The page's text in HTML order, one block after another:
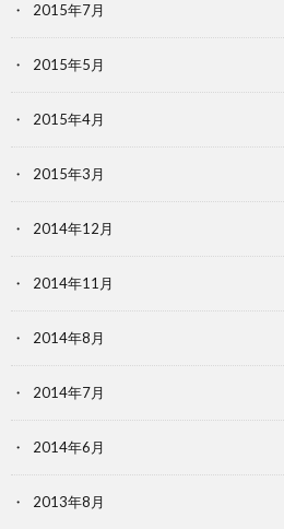
2015年7月
2015年5月
2015年4月
2015年3月
2014年12月
2014年11月
2014年8月
2014年7月
2014年6月
2013年8月